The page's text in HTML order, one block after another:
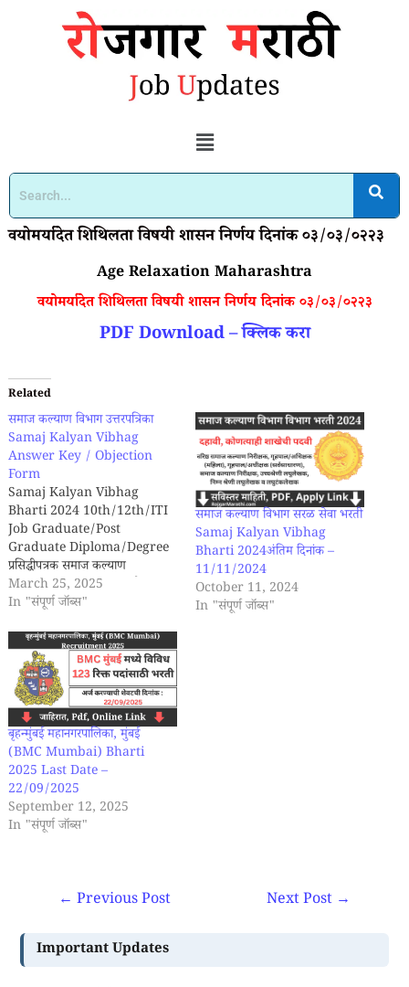
वयोमर्यादेत शिथिलता विषयी शासन निर्णय दिनांक ०३/०३/०२२३
Age Relaxation Maharashtra
वयोमर्यादेत शिथिलता विषयी शासन निर्णय दिनांक ०३/०३/०२२३
PDF Download – क्लिक करा
Related
समाज कल्याण विभाग उत्तरपत्रिका
Samaj Kalyan Vibhag
Answer Key / Objection
Form
Samaj Kalyan Vibhag
Bharti 2024 10th/12th/ITI
Job Graduate/Post
Graduate Diploma/Degree
प्रसिद्धीपत्रक समाज कल्याण
आयुक्तालय, महाराष्ट्र राज्य पुणे यांच्या
आस्थापनेवरील वर्ग 3 संवर्गातील वरिष्ठ
अधीक्षक (महिला), गृहपाल / अधिक्षम
(सर्वसाधारण), समाज कल्याण
निरीक्षक, उच्चश्रेणी लघुलेखक, निम्न
श्रेणी लघुलेखक ई लघुटंकलेखक या
संवर्गातील पदे सरळसेवेने भरण्याच्या
अनुषंगाने राज्यातील विविध परीक्षा…
March 25, 2025
In "संपूर्ण जॉब्स"
समाज कल्याण विभाग सरळ सेवा भरती
Samaj Kalyan Vibhag
Bharti 2024अंतिम दिनांक –
11/11/2024
October 11, 2024
In "संपूर्ण जॉब्स"
बृहन्मुंबई महानगरपालिका, मुंबई
(BMC Mumbai) Bharti
2025 Last Date –
22/09/2025
September 12, 2025
In "संपूर्ण जॉब्स"
← Previous Post Next Post →
Important Updates